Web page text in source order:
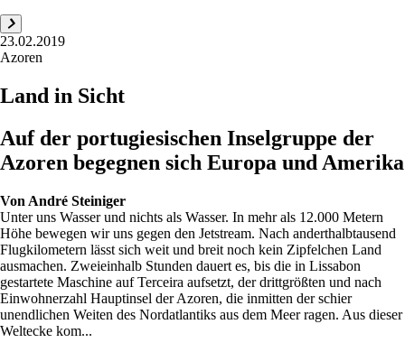
23.02.2019
Azoren
Land in Sicht
Auf der portugiesischen Inselgruppe der
Azoren begegnen sich Europa und Amerika
Von André Steiniger
Unter uns Wasser und nichts als Wasser. In mehr als 12.000 Metern
Höhe bewegen wir uns gegen den Jetstream. Nach anderthalbtausend
Flugkilometern lässt sich weit und breit noch kein Zipfelchen Land
ausmachen. Zweieinhalb Stunden dauert es, bis die in Lissabon
gestartete Maschine auf Terceira aufsetzt, der drittgrößten und nach
Einwohnerzahl Hauptinsel der Azoren, die inmitten der schier
unendlichen Weiten des Nordatlantiks aus dem Meer ragen. Aus dieser
Weltecke kom...